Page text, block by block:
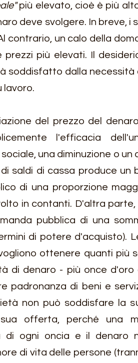
più elevato, cioè è più
deve svolgere. In breve, i
contrario, un calo della
più elevati. Il
soddisfatto dalla
lavoro.
del prezzo del
l'efficacia
una diminuzione o un
saldi di cassa produce un
di una proporzione
in contanti. D'altra
pubblica di una
di potere d'acquisto).
ottenere quanti più
di denaro - più once d'oro
padronanza di beni e
non può soddisfare la
offerta, perché una
di ogni oncia e il denaro
di vita delle persone